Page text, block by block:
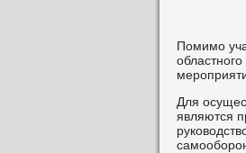
Помимо
Для
являются